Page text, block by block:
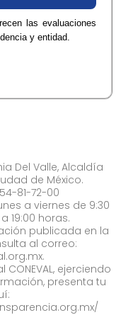
las evaluaciones
y entidad.
Del Valle, Alcaldía
de México.
81-72-00
a viernes de 9:30
19:00 horas.
publicada en la
al correo:
.
ejerciendo
presenta tu